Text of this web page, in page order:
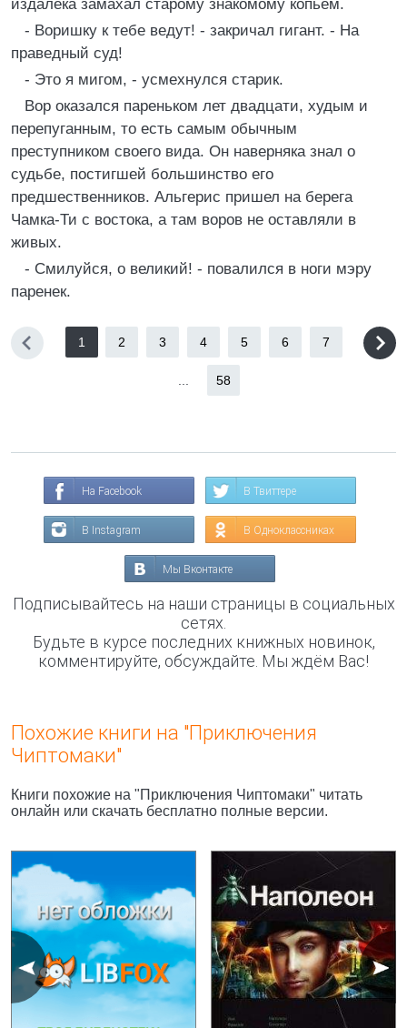
издалека замахал старому знакомому копьем.
- Воришку к тебе ведут! - закричал гигант. - На
праведный суд!
- Это я мигом, - усмехнулся старик.
Вор оказался пареньком лет двадцати, худым и
перепуганным, то есть самым обычным
преступником своего вида. Он наверняка знал о
судьбе, постигшей большинство его
предшественников. Альгерис пришел на берега
Чамка-Ти с востока, а там воров не оставляли в
живых.
- Смилуйся, о великий! - повалился в ноги мэру
паренек.
1 2 3 4 5 6 7
58
На Facebook В Твиттере
В Instagram В Одноклассниках
Мы Вконтакте
Подписывайтесь на наши страницы в социальных
сетях.
Будьте в курсе последних книжных новинок,
комментируйте, обсуждайте. Мы ждём Вас!
Похожие книги на "Приключения
Чиптомаки"
Книги похожие на "Приключения Чиптомаки" читать
онлайн или скачать бесплатно полные версии.